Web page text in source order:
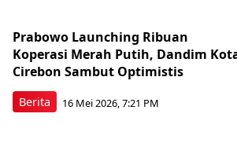
Berita
Prabowo Launching Ribuan
Koperasi Merah Putih, Dandim
Cirebon Sambut Optimistis
16 Mei 2026, 7:21 PM